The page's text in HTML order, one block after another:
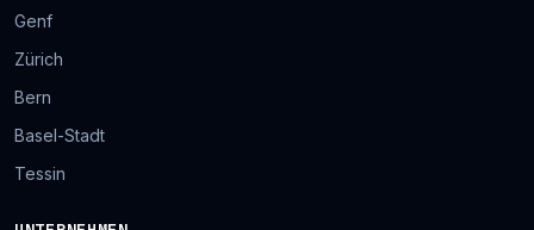
Genf
Zürich
Bern
Basel-Stadt
Tessin